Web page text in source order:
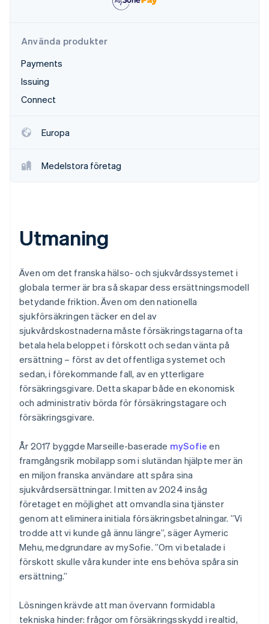
Använda produkter
Payments
Issuing
Connect
Europa
Medelstora företag
Utmaning
Även om det franska hälso- och sjukvårdssystemet i
globala termer är bra så skapar dess ersättningsmodell
betydande friktion. Även om den nationella
sjukförsäkringen täcker en del av
sjukvårdskostnaderna måste försäkringstagarna ofta
betala hela beloppet i förskott och sedan vänta på
ersättning – först av det offentliga systemet och
sedan, i förekommande fall, av en ytterligare
försäkringsgivare. Detta skapar både en ekonomisk
och administrativ börda för försäkringstagare och
försäkringsgivare.
År 2017 byggde Marseille-baserade mySofie en
framgångsrik mobilapp som i slutändan hjälpte mer än
en miljon franska användare att spåra sina
sjukvårdsersättningar. I mitten av 2024 insåg
företaget en möjlighet att omvandla sina tjänster
genom att eliminera initiala försäkringsbetalningar. ”Vi
trodde att vi kunde gå ännu längre”, säger Aymeric
Mehu, medgrundare av mySofie. ”Om vi betalade i
förskott skulle våra kunder inte ens behöva spåra sin
ersättning.”
Lösningen krävde att man övervann formidabla
tekniska hinder: frågor om försäkringsskydd i realtid,